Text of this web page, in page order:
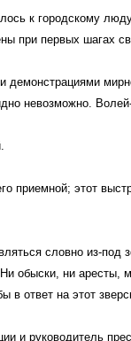
к городскому
при первых шагах
демонстрациями
невозможно.
приемной; этот
словно из-
обыски, ни
ответ на этот
и руководитель